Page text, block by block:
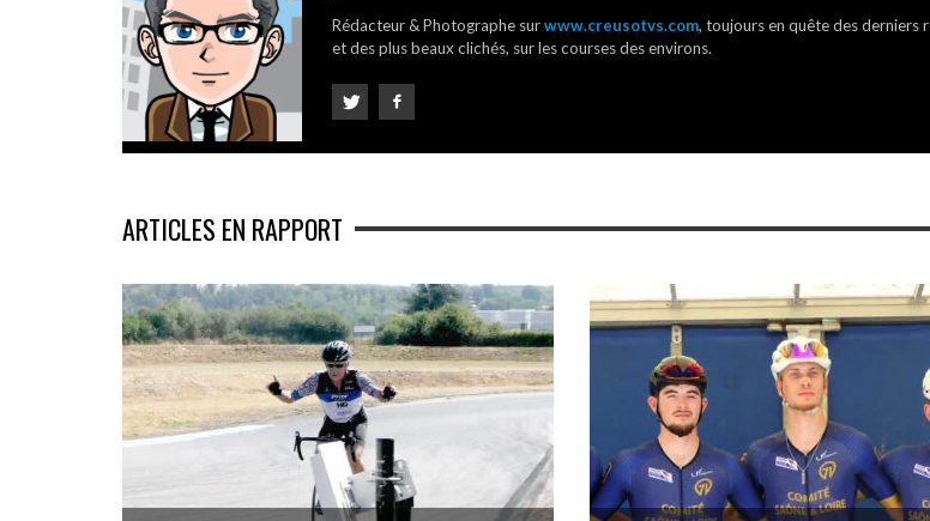
Rédacteur & Photographe surwww.creusotvs.com, toujours en quête des derniers
et des plus beaux clichés, sur les courses des environs.
ARTICLES EN RAPPORT